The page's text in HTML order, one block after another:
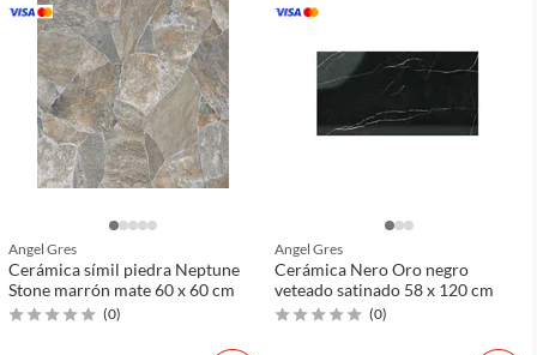
Angel Gres
Cerámica símil piedra Neptune
Stone marrón mate 60 x 60 cm
(0)
Angel Gres
Cerámica Nero Oro negro
veteado satinado 58 x 120 cm
(0)